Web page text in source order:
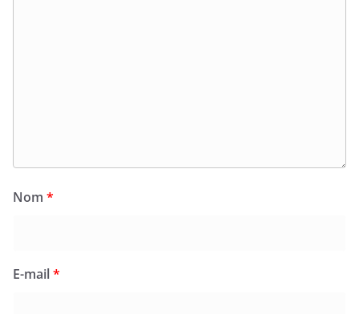
Nom *
E-mail*